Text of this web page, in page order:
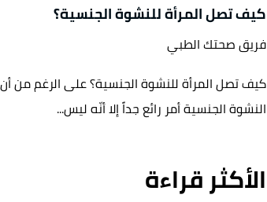
كيف تصل المرأة للنشوة الجنسية؟
فريق صحتك الطبي
كيف تصل المرأة للنشوة الجنسية؟ على الرغم من
النشوة الجنسية أمر رائع جداً إلا أنّه ليس...
الأكثر قراءة